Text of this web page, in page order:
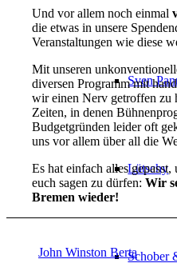
Sven
Lütschy
Schober
Und vor allem noch einmal
die etwas in unsere
Veranstaltungen wie diese
Mit unseren
diversen Programm mit
wir einen Nerv getroffen zu
Zeiten, in denen
Budgetgründen leider oft
uns vor allem über all die
Es hat einfach alles
euch sagen zu dürfen:Wir
Bremen wieder!
John Winston Berta